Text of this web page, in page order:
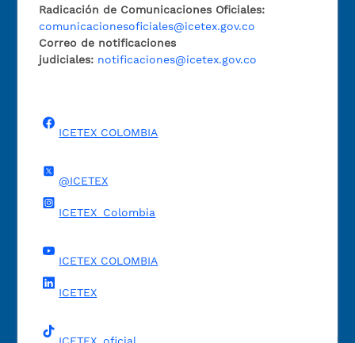
Radicación de Comunicaciones Oficiales:
comunicacionesoficiales@icetex.gov.co
Correo de notificaciones
judiciales: notificaciones@icetex.gov.co
ICETEX COLOMBIA
@ICETEX
ICETEX_Colombia
ICETEX COLOMBIA
ICETEX